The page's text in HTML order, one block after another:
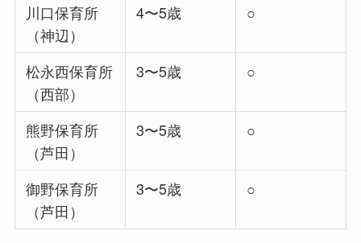
川口保育所
（神辺）
4〜5歳 ○
松永西保育所
（西部）
3〜5歳 ○
熊野保育所
（芦田）
3〜5歳 ○
御野保育所
（芦田）
3〜5歳 ○